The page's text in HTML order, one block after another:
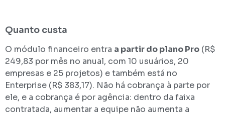
Quanto custa
O módulo financeiro entra a partir do plano Pro (R$
249,83 por mês no anual, com 10 usuários, 20
empresas e 25 projetos) e também está no
Enterprise (R$ 383,17). Não há cobrança à parte por
ele, e a cobrança é por agência: dentro da faixa
contratada, aumentar a equipe não aumenta a